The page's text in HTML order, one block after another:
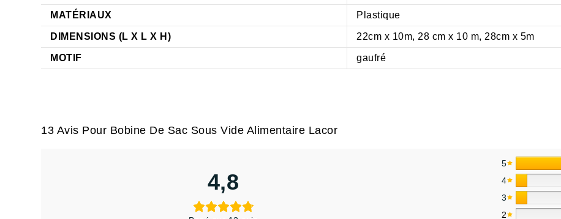
MATÉRIAUX Plastique
DIMENSIONS (L X L X H) 22cm x 10m, 28 cm x 10 m, 28cm x 5m
MOTIF gaufré
13 Avis Pour Bobine De Sac Sous Vide Alimentaire Lacor
4,8
5
4
3
2